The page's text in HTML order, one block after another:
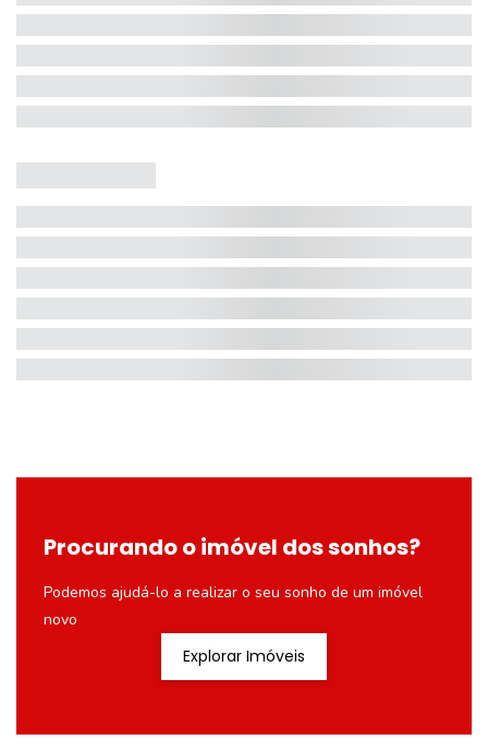
Procurando o imóvel dos sonhos?
Podemos ajudá-lo a realizar o seu sonho de um imóvel
novo
Explorar Imóveis